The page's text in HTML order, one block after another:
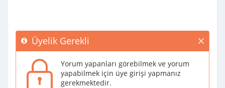
Üyelik Gerekli
Yorum yapanları görebilmek ve yorum
yapabilmek için üye girişi yapmanız
gerekmektedir.